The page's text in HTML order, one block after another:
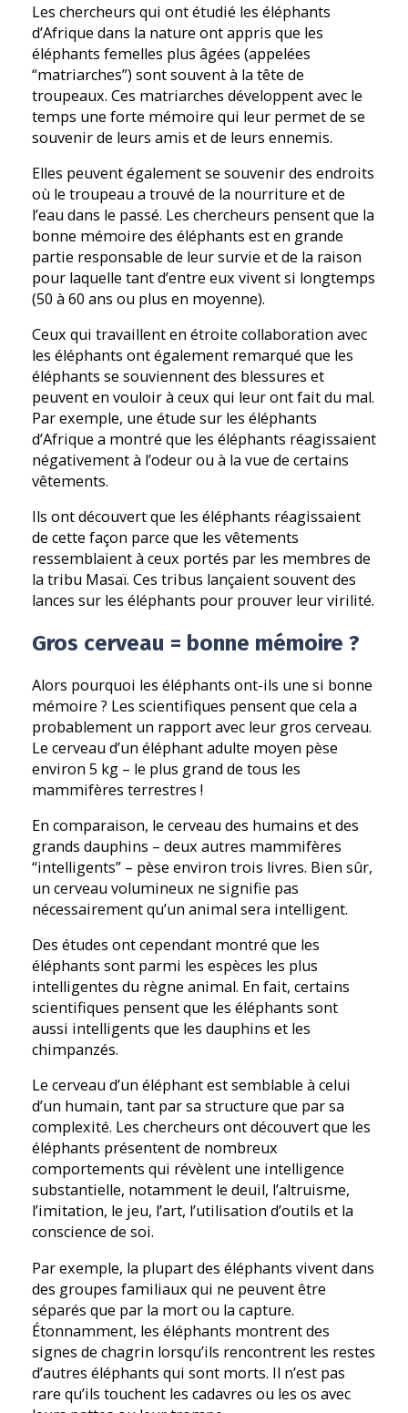
Les chercheurs qui ont étudié les éléphants
d’Afrique dans la nature ont appris que les
éléphants femelles plus âgées (appelées
“matriarches”) sont souvent à la tête de
troupeaux. Ces matriarches développent avec le
temps une forte mémoire qui leur permet de se
souvenir de leurs amis et de leurs ennemis.
Elles peuvent également se souvenir des endroits
où le troupeau a trouvé de la nourriture et de
l’eau dans le passé. Les chercheurs pensent que la
bonne mémoire des éléphants est en grande
partie responsable de leur survie et de la raison
pour laquelle tant d’entre eux vivent si longtemps
(50 à 60 ans ou plus en moyenne).
Ceux qui travaillent en étroite collaboration avec
les éléphants ont également remarqué que les
éléphants se souviennent des blessures et
peuvent en vouloir à ceux qui leur ont fait du mal.
Par exemple, une étude sur les éléphants
d’Afrique a montré que les éléphants réagissaient
négativement à l’odeur ou à la vue de certains
vêtements.
Ils ont découvert que les éléphants réagissaient
de cette façon parce que les vêtements
ressemblaient à ceux portés par les membres de
la tribu Masaï. Ces tribus lançaient souvent des
lances sur les éléphants pour prouver leur virilité.
Gros cerveau = bonne mémoire ?
Alors pourquoi les éléphants ont-ils une si bonne
mémoire ? Les scientifiques pensent que cela a
probablement un rapport avec leur gros cerveau.
Le cerveau d’un éléphant adulte moyen pèse
environ 5 kg – le plus grand de tous les
mammifères terrestres !
En comparaison, le cerveau des humains et des
grands dauphins – deux autres mammifères
“intelligents” – pèse environ trois livres. Bien sûr,
un cerveau volumineux ne signifie pas
nécessairement qu’un animal sera intelligent.
Des études ont cependant montré que les
éléphants sont parmi les espèces les plus
intelligentes du règne animal. En fait, certains
scientifiques pensent que les éléphants sont
aussi intelligents que les dauphins et les
chimpanzés.
Le cerveau d’un éléphant est semblable à celui
d’un humain, tant par sa structure que par sa
complexité. Les chercheurs ont découvert que les
éléphants présentent de nombreux
comportements qui révèlent une intelligence
substantielle, notamment le deuil, l’altruisme,
l’imitation, le jeu, l’art, l’utilisation d’outils et la
conscience de soi.
Par exemple, la plupart des éléphants vivent dans
des groupes familiaux qui ne peuvent être
séparés que par la mort ou la capture.
Étonnamment, les éléphants montrent des
signes de chagrin lorsqu’ils rencontrent les restes
d’autres éléphants qui sont morts. Il n’est pas
rare qu’ils touchent les cadavres ou les os avec